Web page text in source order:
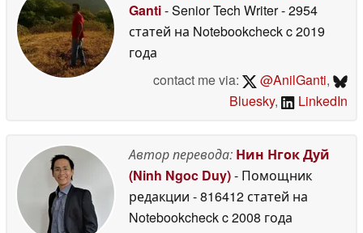
Ganti- Senior Tech Writer- 2954
статей на Notebookcheckc 2019
года
contact me via:
@AnilGanti,
Bluesky, LinkedIn
Автор перевода: Нин Нгок Дуй
(Ninh Ngoc Duy)- Помощник
редакции - 816412 статей на
Notebookcheckc 2008 года